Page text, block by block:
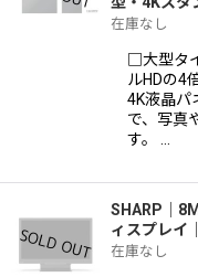
在庫なし
□大型タ
ルHDの4
4K液晶パ
で、写真
す。 …
SHARP｜
ィスプレイ｜
在庫なし